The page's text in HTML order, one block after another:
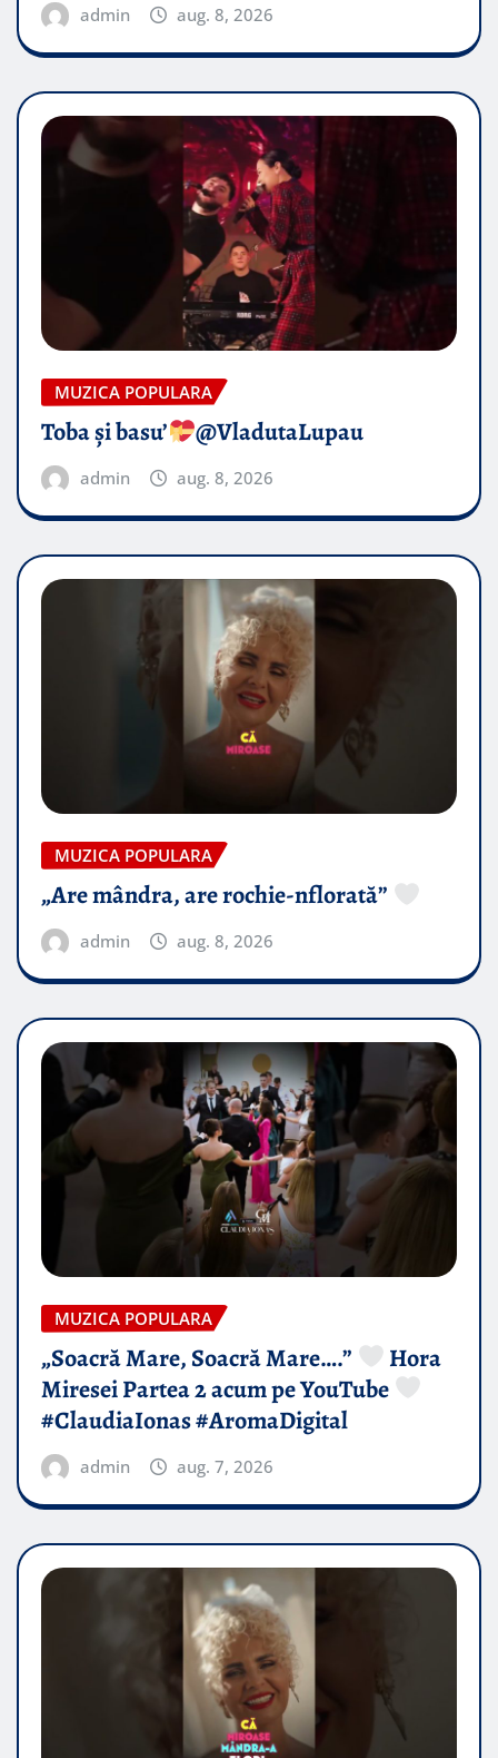
admin aug. 8, 2026
MUZICA POPULARA
Toba și basu’ @VladutaLupau
admin aug. 8, 2026
MUZICA POPULARA
„Are mândra, are rochie-nflorată”
admin aug. 8, 2026
MUZICA POPULARA
„Soacră Mare, Soacră Mare….”
Hora
Miresei Partea 2 acum pe YouTube
#ClaudiaIonas #AromaDigital
admin aug. 7, 2026